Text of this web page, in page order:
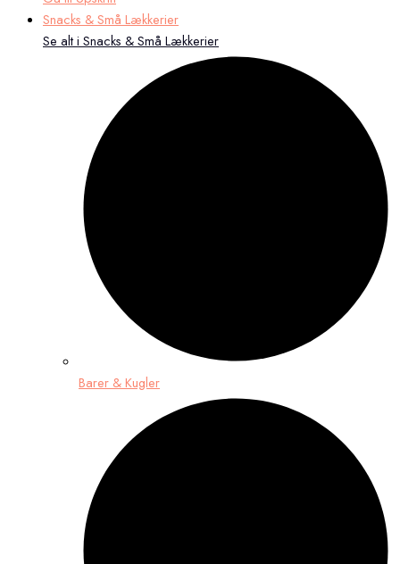
Snacks & Små Lækkerier
Se alt i Snacks & Små Lækkerier
Barer & Kugler